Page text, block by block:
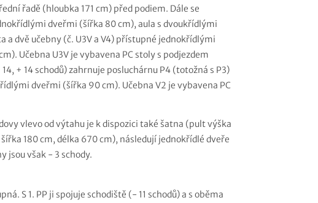
řadě (hloubka 171 cm) před podiem. Dále se
dveřmi (šířka 80 cm), aula s dvoukřídlými
dvě učebny (č. U3V a V4) přístupné jednokřídlými
Učebna U3V je vybavena PC stoly s podjezdem
+ 14 schodů) zahrnuje posluchárnu P4 (totožná s P3)
dveřmi (šířka 90 cm). Učebna V2 je vybavena PC
vlevo od výtahu je k dispozici také šatna (pult výška
180 cm, délka 670 cm), následují jednokřídlé dveře
jsou však - 3 schody.
S 1. PP ji spojuje schodiště (- 11 schodů) a s oběma